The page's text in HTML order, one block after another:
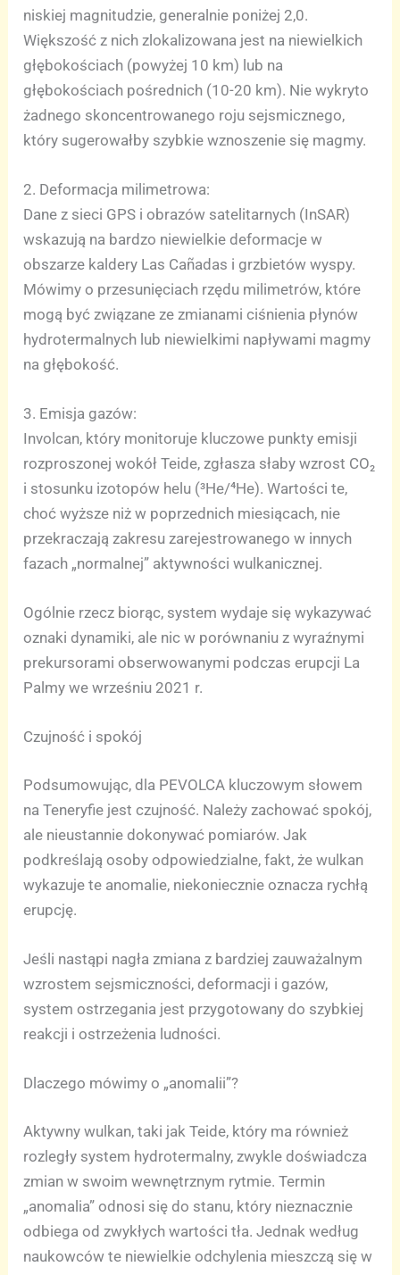
niskiej magnitudzie, generalnie poniżej 2,0.
Większość z nich zlokalizowana jest na niewielkich
głębokościach (powyżej 10 km) lub na
głębokościach pośrednich (10-20 km). Nie wykryto
żadnego skoncentrowanego roju sejsmicznego,
który sugerowałby szybkie wznoszenie się magmy.
2. Deformacja milimetrowa:
Dane z sieci GPS i obrazów satelitarnych (InSAR)
wskazują na bardzo niewielkie deformacje w
obszarze kaldery Las Cañadas i grzbietów wyspy.
Mówimy o przesunięciach rzędu milimetrów, które
mogą być związane ze zmianami ciśnienia płynów
hydrotermalnych lub niewielkimi napływami magmy
na głębokość.
3. Emisja gazów:
Involcan, który monitoruje kluczowe punkty emisji
rozproszonej wokół Teide, zgłasza słaby wzrost CO₂
i stosunku izotopów helu (³He/⁴He). Wartości te,
choć wyższe niż w poprzednich miesiącach, nie
przekraczają zakresu zarejestrowanego w innych
fazach „normalnej” aktywności wulkanicznej.
Ogólnie rzecz biorąc, system wydaje się wykazywać
oznaki dynamiki, ale nic w porównaniu z wyraźnymi
prekursorami obserwowanymi podczas erupcji La
Palmy we wrześniu 2021 r.
Czujność i spokój
Podsumowując, dla PEVOLCA kluczowym słowem
na Teneryfie jest czujność. Należy zachować spokój,
ale nieustannie dokonywać pomiarów. Jak
podkreślają osoby odpowiedzialne, fakt, że wulkan
wykazuje te anomalie, niekoniecznie oznacza rychłą
erupcję.
Jeśli nastąpi nagła zmiana z bardziej zauważalnym
wzrostem sejsmiczności, deformacji i gazów,
system ostrzegania jest przygotowany do szybkiej
reakcji i ostrzeżenia ludności.
Dlaczego mówimy o „anomalii”?
Aktywny wulkan, taki jak Teide, który ma również
rozległy system hydrotermalny, zwykle doświadcza
zmian w swoim wewnętrznym rytmie. Termin
„anomalia” odnosi się do stanu, który nieznacznie
odbiega od zwykłych wartości tła. Jednak według
naukowców te niewielkie odchylenia mieszczą się w